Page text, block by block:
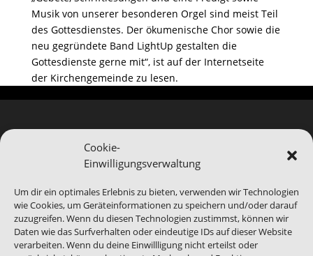
Cookie-
Einwilligungsverwaltung
Um dir ein optimales Erlebnis zu bieten, verwenden wir Technologien
wie Cookies, um Geräteinformationen zu speichern und/oder darauf
zuzugreifen. Wenn du diesen Technologien zustimmst, können wir
Daten wie das Surfverhalten oder eindeutige IDs auf dieser Website
verarbeiten. Wenn du deine Einwillligung nicht erteilst oder
Musik von unserer besonderen Orgel sind meist Teil
des Gottesdienstes. Der ökumenische Chor sowie die
neu gegründete Band LightUp gestalten die
Gottesdienste gerne mit“, ist auf der Internetseite
der Kirchengemeinde zu lesen.
Bei Blomberg24.de handelt es sich um ein Service-
Produkt von Blomberg Medien. Wir sind bei der
Abbildung von Veranstaltungen auf die
Informationen Dritter angewiesen, gerade das
benannte Ende eines Events kann abweichen.Daher